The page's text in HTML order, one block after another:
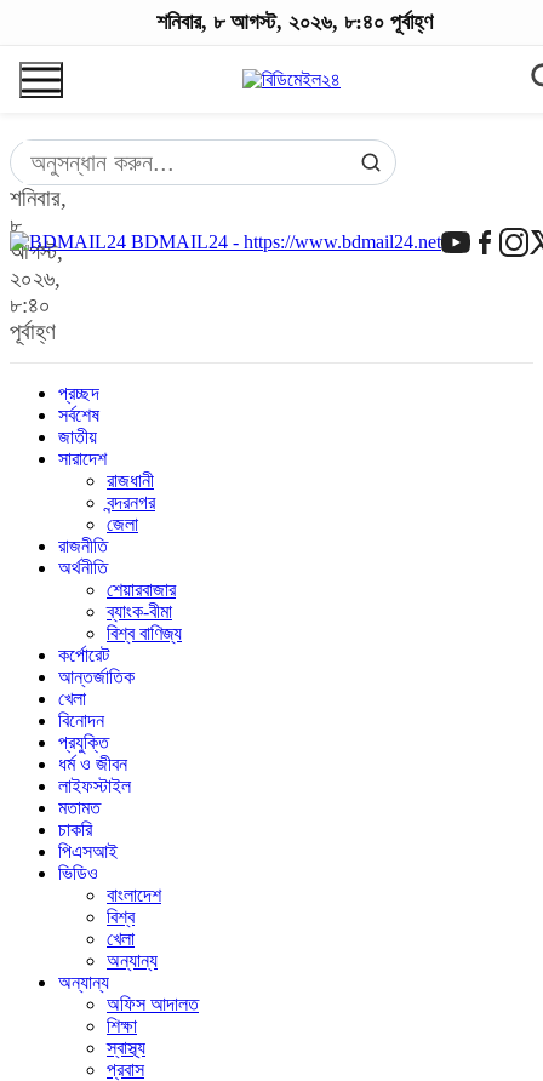
শনিবার,
৮
আগস্ট,
২০২৬,
৮:৪০
পূর্বাহ্ণ
BDMAIL24 - https://www.bdmail24.net
প্রচ্ছদ
সর্বশেষ
জাতীয়
সারাদেশ
রাজধানী
বন্দরনগর
জেলা
রাজনীতি
অর্থনীতি
শেয়ারবাজার
ব্যাংক-বীমা
বিশ্ব বাণিজ্য
কর্পোরেট
আন্তর্জাতিক
খেলা
বিনোদন
প্রযুক্তি
ধর্ম ও জীবন
লাইফস্টাইল
মতামত
চাকরি
পিএসআই
ভিডিও
বাংলাদেশ
বিশ্ব
খেলা
অন্যান্য
অন্যান্য
অফিস আদালত
শিক্ষা
স্বাস্থ্য
প্রবাস
শনিবার, ৮ আগস্ট, ২০২৬, ৮:৪০ পূর্বাহ্ণ